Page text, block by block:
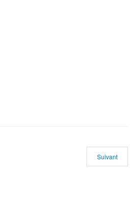
Suivant